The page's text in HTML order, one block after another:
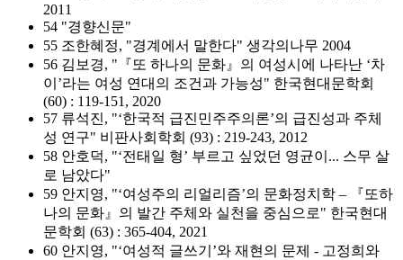
2011
54 "경향신문"
55 조한혜정, "경계에서 말한다" 생각의나무 2004
56 김보경, "『또 하나의 문화』의 여성시에 나타난 ‘차
이’라는 여성 연대의 조건과 가능성" 한국현대문학회
(60) : 119-151, 2020
57 류석진, "‘한국적 급진민주주의론’의 급진성과 주체
성 연구" 비판사회학회 (93) : 219-243, 2012
58 안호덕, "‘전태일 형’ 부르고 싶었던 영균이... 스무 살
로 남았다"
59 안지영, "‘여성주의 리얼리즘’의 문화정치학 – 『또하
나의 문화』의 발간 주체와 실천을 중심으로" 한국현대
문학회 (63) : 365-404, 2021
60 안지영, "‘여성적 글쓰기’와 재현의 문제 - 고정희와